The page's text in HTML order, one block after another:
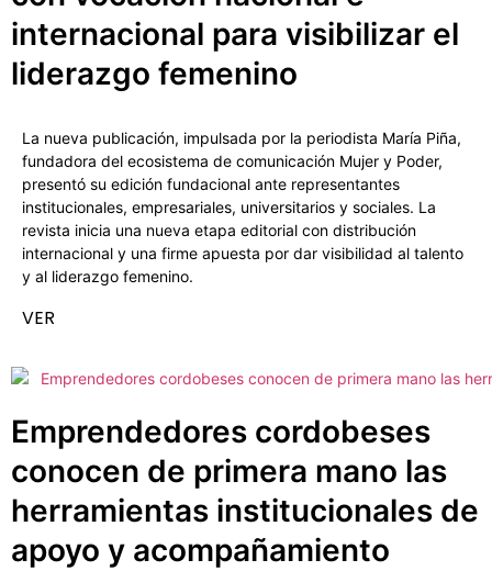
internacional para visibilizar el
liderazgo femenino
La nueva publicación, impulsada por la periodista María Piña,
fundadora del ecosistema de comunicación Mujer y Poder,
presentó su edición fundacional ante representantes
institucionales, empresariales, universitarios y sociales. La
revista inicia una nueva etapa editorial con distribución
internacional y una firme apuesta por dar visibilidad al talento
y al liderazgo femenino.
VER
Emprendedores cordobeses
conocen de primera mano las
herramientas institucionales de
apoyo y acompañamiento